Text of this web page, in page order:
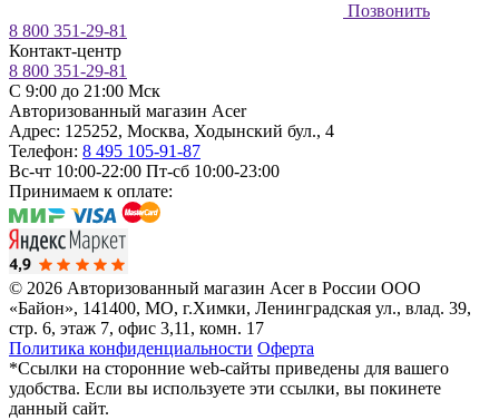
Позвонить
8 800 351-29-81
Контакт-центр
8 800 351-29-81
C 9:00 до 21:00 Мск
Авторизованный магазин Acer
Адрес: 125252, Москва, Ходынский бул., 4
Телефон: 8 495 105-91-87
Вс-чт 10:00-22:00 Пт-сб 10:00-23:00
Принимаем к оплате:
© 2026 Авторизованный магазин Acer в России ООО
«Байон», 141400, МО, г.Химки, Ленинградская ул., влад. 39,
стр. 6, этаж 7, офис 3,11, комн. 17
Политика конфиденциальности Оферта
*Ссылки на сторонние web-сайты приведены для вашего
удобства. Если вы используете эти ссылки, вы покинете
данный сайт.